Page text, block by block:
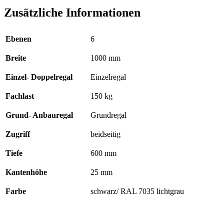
x
600
Typ
kg
RAL
lichtgrau
ohne
Anschlagleiste
Menge
Zusätzliche Informationen
Ebenen 6
Breite 1000 mm
Einzel- Doppelregal Einzelregal
Fachlast 150 kg
Grund- Anbauregal Grundregal
Zugriff beidseitig
Tiefe 600 mm
Kantenhöhe 25 mm
Farbe schwarz/ RAL 7035 lichtgrau